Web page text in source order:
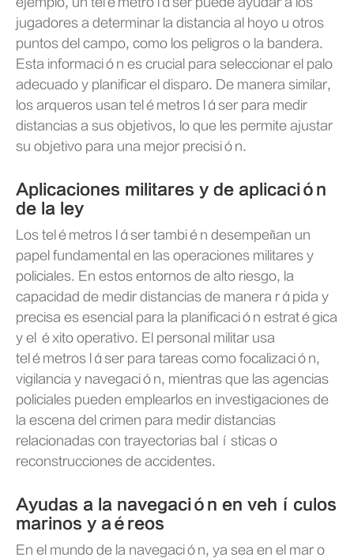
jugadores a determinar la distancia al hoyo u otros
puntos del campo, como los peligros o la bandera.
Esta información es crucial para seleccionar el palo
adecuado y planificar el disparo. De manera similar,
los arqueros usan telémetros láser para medir
distancias a sus objetivos, lo que les permite ajustar
su objetivo para una mejor precisión.
Aplicaciones militares y de aplicación
de la ley
Los telémetros láser también desempeñan un
papel fundamental en las operaciones militares y
policiales. En estos entornos de alto riesgo, la
capacidad de medir distancias de manera rápida y
precisa es esencial para la planificación estratégica
y el éxito operativo. El personal militar usa
telémetros láser para tareas como focalización,
vigilancia y navegación, mientras que las agencias
policiales pueden emplearlos en investigaciones de
la escena del crimen para medir distancias
relacionadas con trayectorias balísticas o
reconstrucciones de accidentes.
Ayudas a la navegación en vehículos
marinos y aéreos
En el mundo de la navegación, ya sea en el mar o